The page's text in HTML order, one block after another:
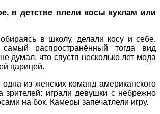
в детстве плели косы куклам или
в школу, делали косу и себе.
распространённый тогда вид
думал, что спустя несколько лет мода
царицей.
из женских команд американского
зрителей: играли девушки с небрежно
на бок. Камеры запечатлели игру.